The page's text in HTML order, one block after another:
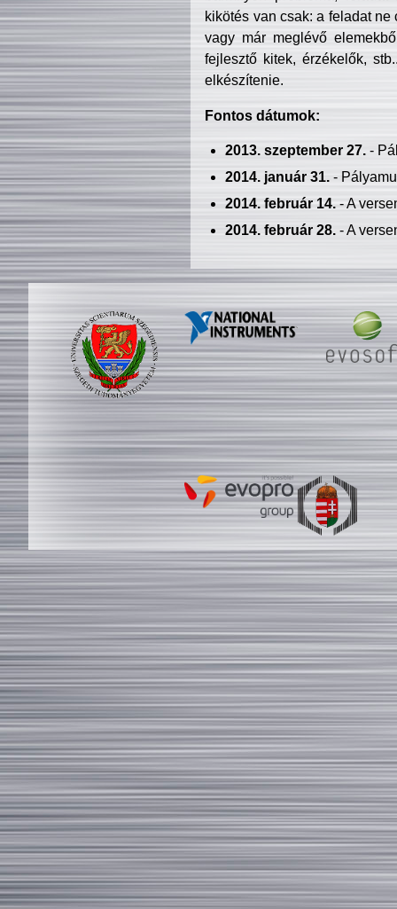
kikötés van csak: a feladat
vagy már meglévő
fejlesztő kitek, érzékelők,
elkészítenie.
Fontos dátumok:
2013. szeptember 27.-
2014. január 31.-
2014. február 14.- A
2014. február 28.- A